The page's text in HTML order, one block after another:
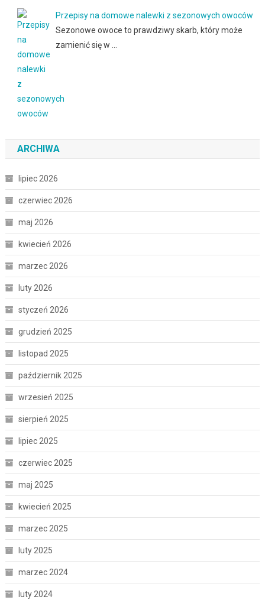
Przepisy na domowe nalewki z sezonowych owoców
Sezonowe owoce to prawdziwy skarb, który może
zamienić się w …
ARCHIWA
lipiec 2026
czerwiec 2026
maj 2026
kwiecień 2026
marzec 2026
luty 2026
styczeń 2026
grudzień 2025
listopad 2025
październik 2025
wrzesień 2025
sierpień 2025
lipiec 2025
czerwiec 2025
maj 2025
kwiecień 2025
marzec 2025
luty 2025
marzec 2024
luty 2024